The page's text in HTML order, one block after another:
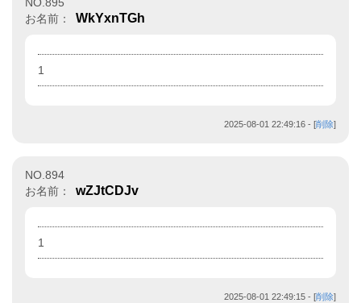
NO.895
お名前：
WkYxnTGh
1
2025-08-01 22:49:16 - [削除]
NO.894
お名前：
wZJtCDJv
1
2025-08-01 22:49:15 - [削除]